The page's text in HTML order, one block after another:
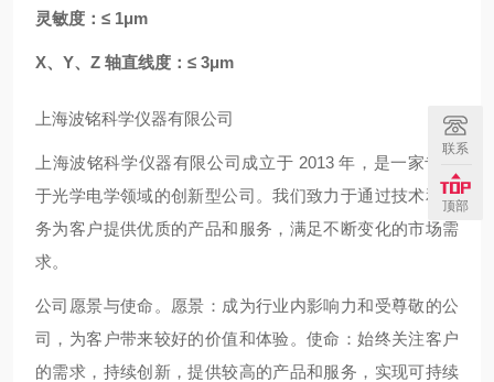
灵敏度：≤ 1μm
X、Y、Z 轴直线度：≤ 3μm
上海波铭科学仪器有限公司
上海波铭科学仪器有限公司成立于 2013 年，是一家专注
于光学电学领域的创新型公司。我们致力于通过技术和服
务为客户提供优质的产品和服务，满足不断变化的市场需
求。
公司愿景与使命。愿景：成为行业内影响力和受尊敬的公
司，为客户带来较好的价值和体验。使命：始终关注客户
的需求，持续创新，提供较高的产品和服务，实现可持续
联系
顶部